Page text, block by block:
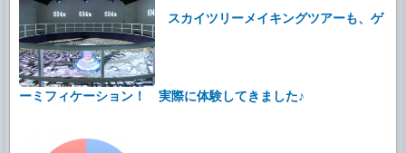
スカイツリーメイキングツアーも、ゲ
ーミフィケーション！ 実際に体験してきました♪